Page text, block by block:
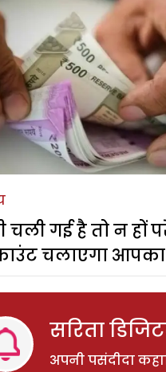
चली गई है तो न हों
चलाएगा
सरिता
अपनी पसंदीदा